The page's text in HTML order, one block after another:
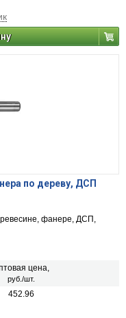
по дереву, ДСП
фанере, ДСП,
цена,
руб./шт.
452.96